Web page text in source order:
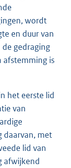
wordt
en duur van
gedraging
afstemming is
het eerste lid
van
daarvan, met
lid van
afwijkend